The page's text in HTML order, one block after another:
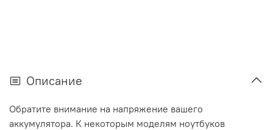
Описание
Обратите внимание на напряжение вашего
аккумулятора. К некоторым моделям ноутбуков